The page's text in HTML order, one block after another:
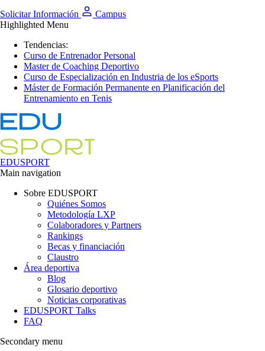
Solicitar Información
Campus
Highlighted Menu
Tendencias:
Curso de Entrenador Personal
Master de Coaching Deportivo
Curso de Especialización en Industria de los eSports
Máster de Formación Permanente en Planificación del
Entrenamiento en Tenis
EDUSPORT
Main navigation
Sobre EDUSPORT
Quiénes Somos
Metodología LXP
Colaboradores y Partners
Rankings
Becas y financiación
Claustro
Área deportiva
Blog
Glosario deportivo
Noticias corporativas
EDUSPORT Talks
FAQ
Secondary menu